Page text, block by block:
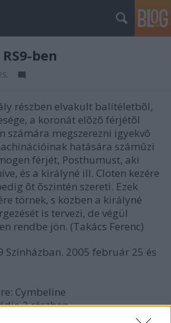
ben
részben elvakult balítéletbõl,
a koronát elõzõ férjétõl
számára megszerezni igyekvõ
hatására számûzi
férjét, Posthumust, aki
és a királyné ill. Cloten kezére
õt õszintén szereti. Ezek
törnek, s közben a királyné
is tervezi, de végül
rendbe jön. (Takács Ferenc)
Színházban. 2005 február 25 és
Cymbeline
2 részben